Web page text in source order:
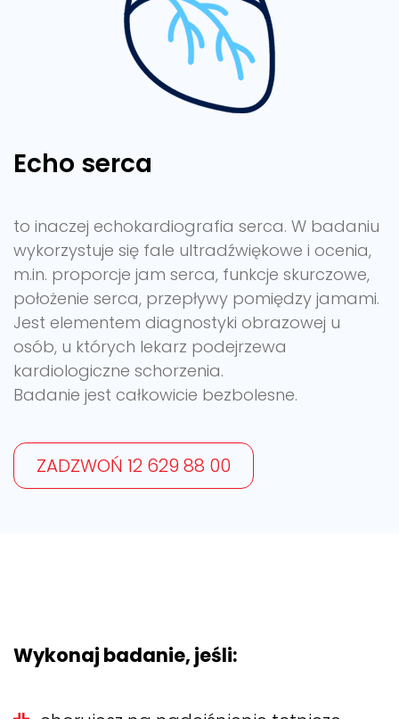
Echo serca
to inaczej echokardiografia serca. W badaniu
wykorzystuje się fale ultradźwiękowe i ocenia,
m.in. proporcje jam serca, funkcje skurczowe,
położenie serca, przepływy pomiędzy jamami.
Jest elementem diagnostyki obrazowej u
osób, u których lekarz podejrzewa
kardiologiczne schorzenia.
Badanie jest całkowicie bezbolesne.
ZADZWOŃ 12 629 88 00
Wykonaj badanie, jeśli: